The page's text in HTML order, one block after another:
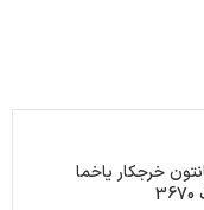
خرجکار یاخما